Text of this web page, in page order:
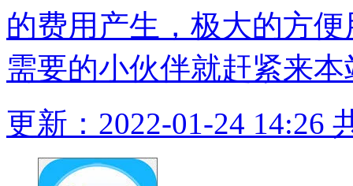
的费用产生，极大的方
需要的小伙伴就赶紧来
更新：2022-01-24 14:26